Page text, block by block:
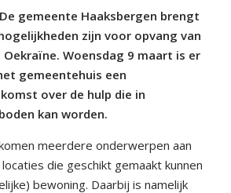
De gemeente Haaksbergen brengt
zijn voor opvang van
Woensdag 9 maart is er
gemeentehuis een
over de hulp die in
kan worden.
meerdere onderwerpen aan
die geschikt gemaakt kunnen
bewoning. Daarbij is namelijk